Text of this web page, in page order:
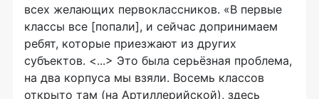
всех желающих первоклассников. «В первые
классы все [попали], и сейчас допринимаем
ребят, которые приезжают из других
субъектов. <...> Это была серьёзная проблема,
на два корпуса мы взяли. Восемь классов
открыто там (на Артиллерийской), здесь